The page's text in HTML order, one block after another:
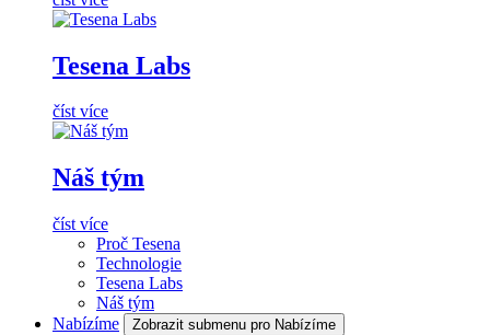
Tesena Labs
číst více
Náš tým
číst více
Proč Tesena
Technologie
Tesena Labs
Náš tým
Nabízíme
Zobrazit submenu pro Nabízíme